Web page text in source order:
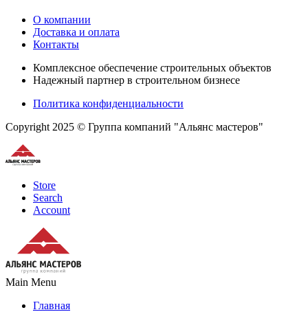
О компании
Доставка и оплата
Контакты
Комплексное обеспечение строительных объектов
Надежный партнер в строительном бизнесе
Политика конфиденциальности
Copyright 2025 © Группа компаний "Альянс мастеров"
Store
Search
Account
Main Menu
Главная